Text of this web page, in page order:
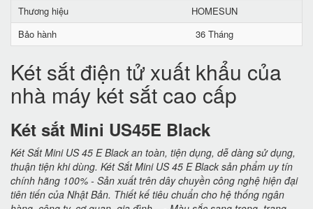
Thương hiệu
HOMESUN
Bảo hành
36 Tháng
Két sắt điện tử xuất khẩu của
nhà máy két sắt cao cấp
Két sắt Mini US45E Black
Két Sắt Mini US 45 E Black an toàn, tiện dụng, dễ dàng sử dụng,
thuận tiện khi dùng. Két Sắt Mini US 45 E Black sản phẩm uy tín
chính hãng 100% - Sản xuất trên dây chuyền công nghệ hiện đại
tiên tiến của Nhật Bản. Thiết kế tiêu chuẩn cho hệ thống ngân